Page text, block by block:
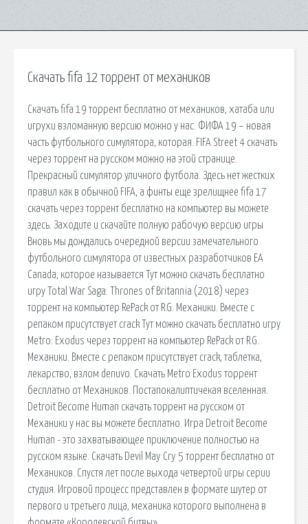
Скачать fifa 12 торрент от механиков
Скачать fifa 19 торрент бесплатно от механиков, хатаба или
игрухи взломанную версию можно у нас. ФИФА 19 – новая
часть футбольного симулятора, которая. FIFA Street 4 скачать
через торрент на русском можно на этой странице.
Прекрасный симулятор уличного футбола. Здесь нет жестких
правил как в обычной FIFA, а финты еще зрелищнее fifa 17
скачать через торрент бесплатно на компьютер вы можете
здесь. Заходите и скачайте полную рабочую версию игры
Вновь мы дождались очередной версии замечательного
футбольного симулятора от известных разработчиков EA
Canada, которое называется Тут можно скачать бесплатно
игру Total War Saga: Thrones of Britannia (2018) через
торрент на компьютер RePack от R.G. Механики. Вместе с
репаком присутствует crack Тут можно скачать бесплатно игру
Metro: Exodus через торрент на компьютер RePack от R.G.
Механики. Вместе с репаком присутствует crack, таблетка,
лекарство, взлом denuvo. Скачать Metro Exodus торрент
бесплатно от Механиков. Постапокалиптичекая вселенная.
Detroit Become Human скачать торрент на русском от
Механики у нас вы можете бесплатно. Игра Detroit Become
Human - это захватывающее приключение полностью на
русском языке. Скачать Devil May Cry 5 торрент бесплатно от
Механиков. Спустя лет после выхода четвертой игры серии
студия. Игровой процесс представлен в формате шутер от
первого и третьего лица, механика которого выполнена в